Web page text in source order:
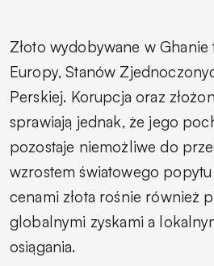
Złoto wydobywane w
Europy, Stanów
Perskiej. Korupcja oraz
sprawiają jednak, że jego
pozostaje niemożliwe do
wzrostem światowego
cenami złota rośnie również
globalnymi zyskami a
osiągania.